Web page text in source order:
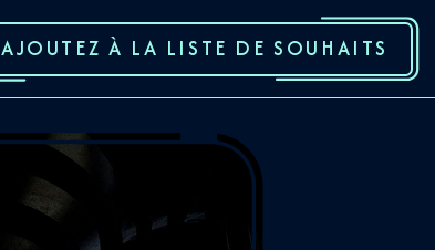
AJOUTEZ À LA LISTE DE SOUHAITS